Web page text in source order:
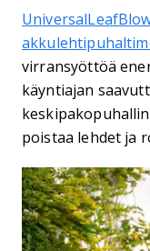
virransyöttöä
käyntiajan
poistaa lehdet ja